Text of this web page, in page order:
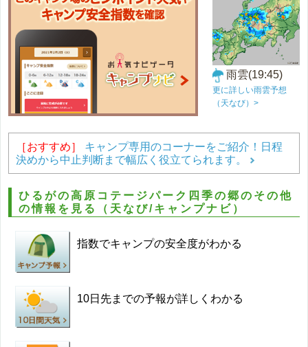
雨雲(19:45)
更に詳しい雨雲予想
（天なび）>
［おすすめ］
キャンプ専用のコーナーをご紹介！日程
決めから中止判断まで幅広く役立てられます。
ひるがの高原コテージパーク四季の郷のその他
の情報を見る（天なび/キャンプナビ）
指数でキャンプの安全度がわかる
10日先までの予報が詳しくわかる